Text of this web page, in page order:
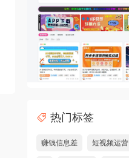
热门标签
赚钱信息差 短视频运营